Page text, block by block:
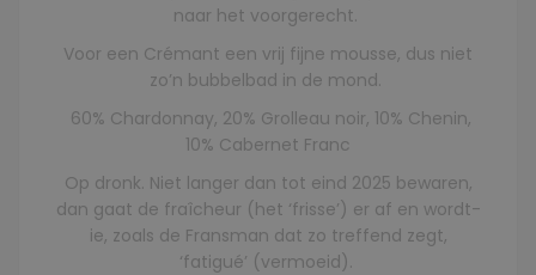
naar het voorgerecht.
Voor een Crémant een vrij fijne mousse, dus niet
zo’n bubbelbad in de mond.
60% Chardonnay, 20% Grolleau noir, 10% Chenin,
10% Cabernet Franc
Op dronk. Niet langer dan tot eind 2025 bewaren,
dan gaat de fraîcheur (het ‘frisse’) er af en wordt-
ie, zoals de Fransman dat zo treffend zegt,
‘fatigué’ (vermoeid).